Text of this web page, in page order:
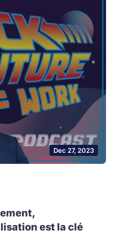
Dec 27, 2023
est la clé